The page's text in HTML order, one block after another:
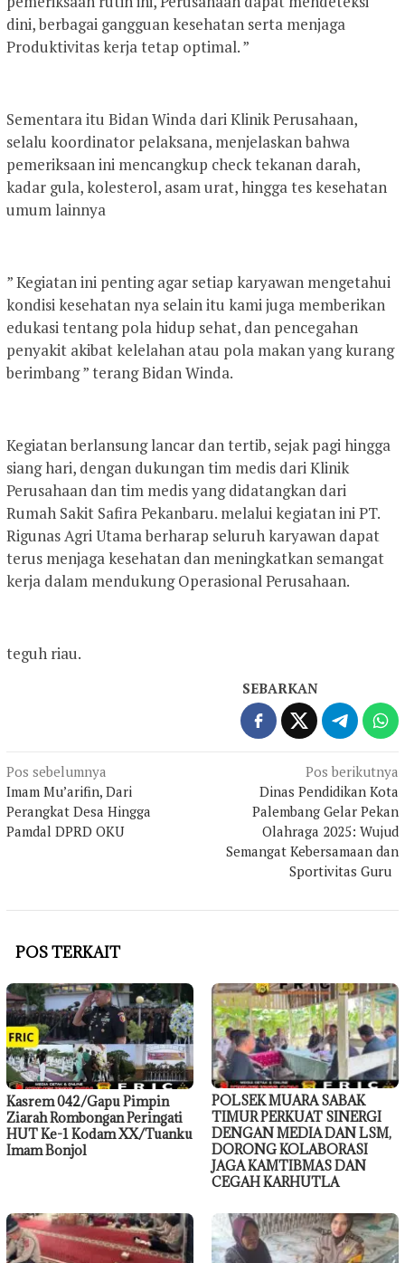
dini, berbagai gangguan kesehatan serta menjaga
Produktivitas kerja tetap optimal. ”
Sementara itu Bidan Winda dari Klinik Perusahaan,
selalu koordinator pelaksana, menjelaskan bahwa
pemeriksaan ini mencangkup check tekanan darah,
kadar gula, kolesterol, asam urat, hingga tes kesehatan
umum lainnya
” Kegiatan ini penting agar setiap karyawan mengetahui
kondisi kesehatan nya selain itu kami juga memberikan
edukasi tentang pola hidup sehat, dan pencegahan
penyakit akibat kelelahan atau pola makan yang kurang
berimbang ” terang Bidan Winda.
Kegiatan berlansung lancar dan tertib, sejak pagi hingga
siang hari, dengan dukungan tim medis dari Klinik
Perusahaan dan tim medis yang didatangkan dari
Rumah Sakit Safira Pekanbaru. melalui kegiatan ini PT.
Rigunas Agri Utama berharap seluruh karyawan dapat
terus menjaga kesehatan dan meningkatkan semangat
kerja dalam mendukung Operasional Perusahaan.
teguh riau.
SEBARKAN
Navigasi
pos
Pos sebelumnya
Imam Mu’arifin, Dari
Perangkat Desa Hingga
Pamdal DPRD OKU
Pos berikutnya
Dinas Pendidikan Kota
Palembang Gelar Pekan
Olahraga 2025: Wujud
Semangat Kebersamaan dan
Sportivitas Guru
POS TERKAIT
Kasrem 042/Gapu Pimpin
Ziarah Rombongan Peringati
HUT Ke-1 Kodam XX/Tuanku
Imam Bonjol
POLSEK MUARA SABAK
TIMUR PERKUAT SINERGI
DENGAN MEDIA DAN LSM,
DORONG KOLABORASI
JAGA KAMTIBMAS DAN
CEGAH KARHUTLA